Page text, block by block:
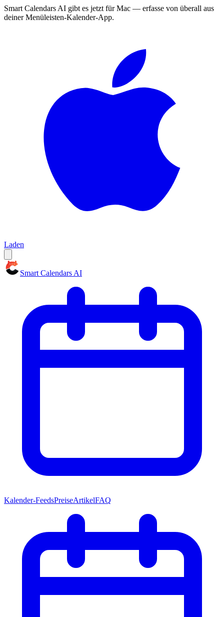
Smart Calendars AI gibt es jetzt für Mac — erfasse von überall aus
deiner Menüleisten-Kalender-App.
Laden
Smart Calendars AI
Kalender-FeedsPreiseArtikelFAQ